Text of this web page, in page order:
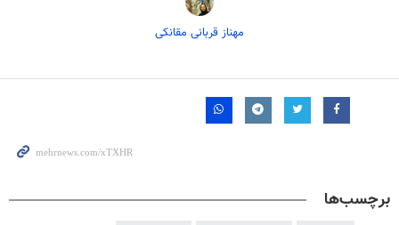
مهناز قربانی مقانکی
برچسب‌ها